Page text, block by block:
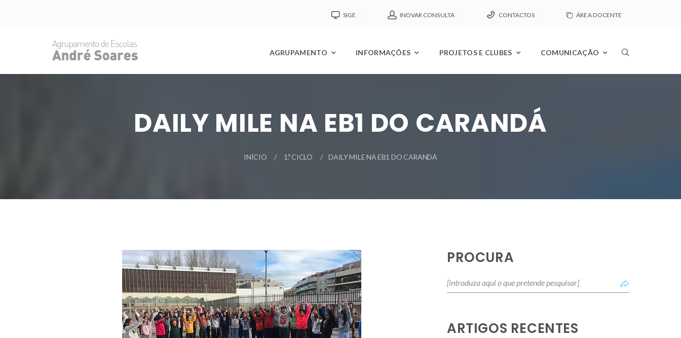
SIGE INOVAR CONSULTA CONTACTOS ÁREA DOCENTE
AGRUPAMENTO INFORMAÇÕES PROJETOS E CLUBES COMUNICAÇÃO
DAILY MILE NA EB1 DO CARANDÁ
INÍCIO 1.º CICLO DAILY MILE NA EB1 DO CARANDÁ
PROCURA
ARTIGOS RECENTES